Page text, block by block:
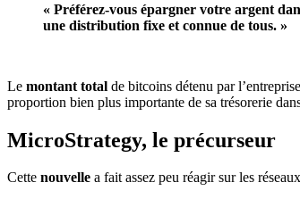
« Préférez-vous épargner votre argent
une distribution fixe et connue de tous. »
Le montant total de bitcoins détenu par
proportion bien plus importante de sa trésorerie
MicroStrategy, le précurseur
Cette nouvelle a fait assez peu réagir sur les